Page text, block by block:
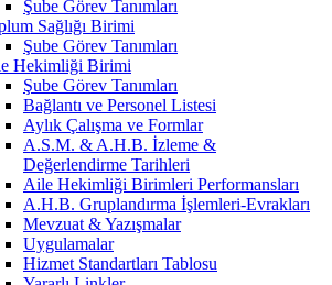
Şube Görev Tanımları
Sağlığı Birimi
Şube Görev Tanımları
Hekimliği Birimi
Şube Görev Tanımları
Bağlantı ve Personel Listesi
Aylık Çalışma ve Formlar
A.S.M. & A.H.B. İzleme &
Değerlendirme Tarihleri
Aile Hekimliği Birimleri Performansları
A.H.B. Gruplandırma İşlemleri-Evrakları
Mevzuat & Yazışmalar
Uygulamalar
Hizmet Standartları Tablosu